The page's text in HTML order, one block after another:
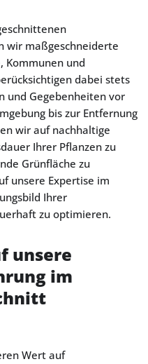
wir maßgeschneiderte
Kommunen und
dabei stets
und Gegebenheiten vor
bis zur Entfernung
wir auf nachhaltige
Ihrer Pflanzen zu
Grünfläche zu
unsere Expertise im
Ihrer
zu optimieren.
unsere
im
Wert auf